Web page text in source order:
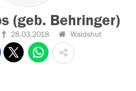
(geb. Behringer)
28.03.2018 Waldshut